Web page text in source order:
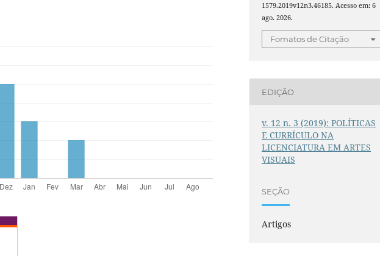
1579.2019v12n3.46185. Acesso em: 6
ago. 2026.
Fomatos de Citação
EDIÇÃO
v. 12 n. 3 (2019): POLÍTICAS
E CURRÍCULO NA
LICENCIATURA EM ARTES
VISUAIS
SEÇÃO
Artigos